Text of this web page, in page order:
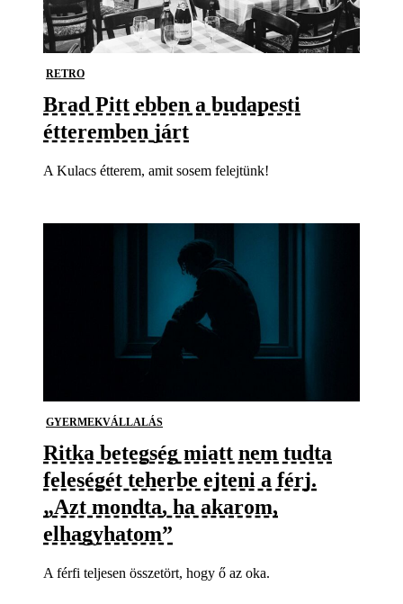
RETRO
Brad Pitt ebben a budapesti
étteremben járt
A Kulacs étterem, amit sosem felejtünk!
GYERMEKVÁLLALÁS
Ritka betegség miatt nem tudta
feleségét teherbe ejteni a férj.
„Azt mondta, ha akarom,
elhagyhatom”
A férfi teljesen összetört, hogy ő az oka.